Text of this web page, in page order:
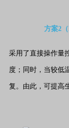
方案2
采用了直接操作量
度；同时，当较低
复。由此，可提高